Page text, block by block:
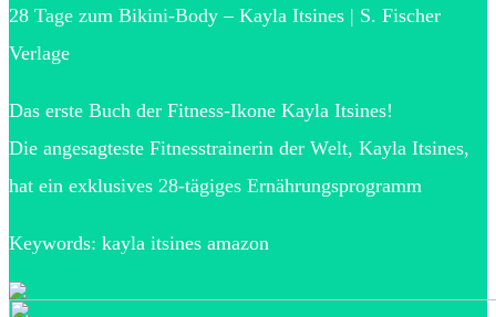
28 Tage zum Bikini-Body – Kayla Itsines | S. Fischer
Verlage
Das erste Buch der Fitness-Ikone Kayla Itsines!
Die angesagteste Fitnesstrainerin der Welt, Kayla Itsines,
hat ein exklusives 28-tägiges Ernährungsprogramm
Keywords: kayla itsines amazon